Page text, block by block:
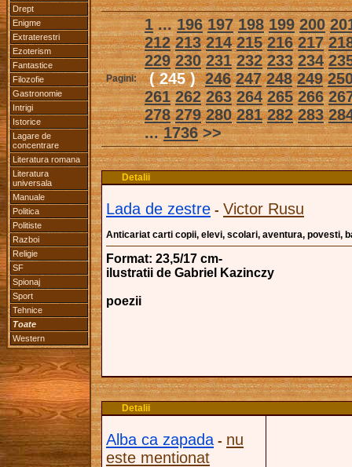
Drept
Enigme
Extraterestri
Ezoterism
Fantastice
Filozofie
Gastronomie
Intrigi
Istorice
Lagare de
concentrare
Literatura romana
Literatura
universala
Manuale
Politica
Politiste
Razboi
Religie
SF
Spionaj
Sport
Tehnice
Toate
Western
Pagini:
1...196 197 198 199 200
212 213 214 215 216 217
229 230 231 232 233 234
( 245 ) 246 247 248 249
261 262 263 264 265 266
278 279 280 281 282 283
...1736>>
Detalii
Lada de zestre - Victor Rusu
Anticariat carti copii, elevi, scolari, aventura, povesti,
Format: 23,5/17 cm-
ilustratii de Gabriel Kazinczy
poezii
Detalii
Alba ca zapada- nu
este mentionat